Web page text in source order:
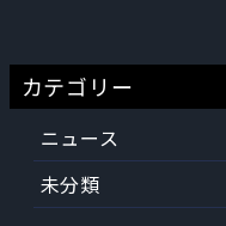
カテゴリー
ニュース
未分類